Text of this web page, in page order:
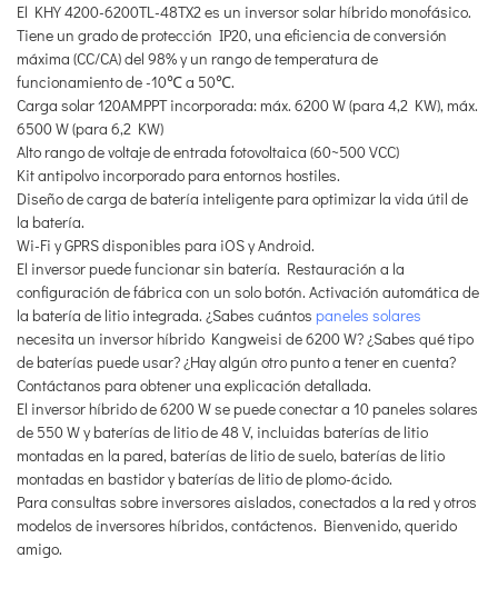
El KHY 4200-6200TL-48TX2 es un inversor solar híbrido monofásico.
Tiene un grado de protección IP20, una eficiencia de conversión
máxima (CC/CA) del 98% y un rango de temperatura de
funcionamiento de -10℃ a 50℃.
Carga solar 120AMPPT incorporada: máx. 6200 W (para 4,2 KW), máx.
6500 W (para 6,2 KW)
Alto rango de voltaje de entrada fotovoltaica (60~500 VCC)
Kit antipolvo incorporado para entornos hostiles.
Diseño de carga de batería inteligente para optimizar la vida útil de
la batería.
Wi-Fi y GPRS disponibles para iOS y Android.
El inversor puede funcionar sin batería. Restauración a la
configuración de fábrica con un solo botón. Activación automática de
la batería de litio integrada. ¿Sabes cuántos paneles solares
necesita un inversor híbrido Kangweisi de 6200 W? ¿Sabes qué tipo
de baterías puede usar? ¿Hay algún otro punto a tener en cuenta?
Contáctanos para obtener una explicación detallada.
El inversor híbrido de 6200 W se puede conectar a 10 paneles solares
de 550 W y baterías de litio de 48 V, incluidas baterías de litio
montadas en la pared, baterías de litio de suelo, baterías de litio
montadas en bastidor y baterías de litio de plomo-ácido.
Para consultas sobre inversores aislados, conectados a la red y otros
modelos de inversores híbridos, contáctenos. Bienvenido, querido
amigo.